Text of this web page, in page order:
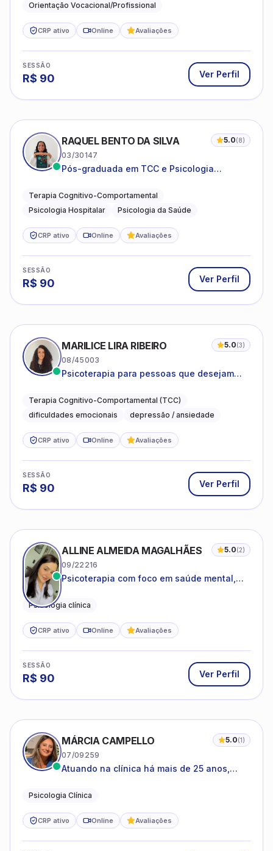
Orientação Vocacional/Profissional
CRP ativo Online Avaliações
SESSÃO
R$ 90 Ver Perfil
RAQUEL BENTO DA SILVA 5.0(8)
03/30147
Pós-graduada em TCC e Psicologia
Terapia Cognitivo-Comportamental
Psicologia Hospitalar
Psicologia da Saúde
CRP ativo Online Avaliações
SESSÃO
R$ 90 Ver Perfil
MARILICE LIRA RIBEIRO 5.0(3)
08/45003
Psicoterapia para pessoas que desejam
dificuldades do dia a dia
Terapia Cognitivo-Comportamental (TCC)
dificuldades emocionais
depressão / ansiedade
CRP ativo Online Avaliações
SESSÃO
R$ 90 Ver Perfil
ALLINE ALMEIDA MAGALHÃES 5.0(2)
09/22216
Psicoterapia com foco em saúde mental,
adolescentes e adultos.
Psicologia clínica
CRP ativo Online Avaliações
SESSÃO
R$ 90 Ver Perfil
MÁRCIA CAMPELLO 5.0(1)
07/09259
Atuando na clínica há mais de 25 anos,
estruturas, com experiência em
Psicologia Clínica
CRP ativo Online Avaliações